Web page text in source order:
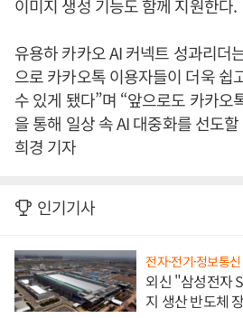
이미지 생성 기능도 함께 지원한다.
유용하 카카오 AI 커넥트 성과리더
으로 카카오톡 이용자들이 더욱 쉽
수 있게 됐다”며 “앞으로도 카카오
을 통해 일상 속 AI 대중화를 선도
희경 기자
인기기사
전자·전기·정보통신
외신 "삼성전자
지 생산 반도체